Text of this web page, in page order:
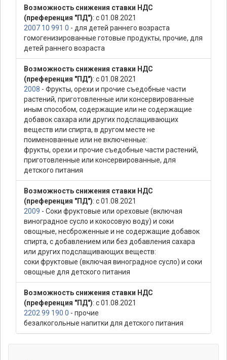
Возможность снижения ставки НДС
(преференция "ПД"): с 01.08.2021
2007 10 991 0 - для детей раннего возраста
гомогенизированные готовые продукты, прочие, для
детей раннего возраста
Возможность снижения ставки НДС
(преференция "ПД"): с 01.08.2021
2008 - Фрукты, орехи и прочие съедобные части
растений, приготовленные или консервированные
иным способом, содержащие или не содержащие
добавок сахара или других подслащивающих
веществ или спирта, в другом месте не
поименованные или не включенные:
фрукты, орехи и прочие съедобные части растений,
приготовленные или консервированные, для
детского питания
Возможность снижения ставки НДС
(преференция "ПД"): с 01.08.2021
2009 - Соки фруктовые или ореховые (включая
виноградное сусло и кокосовую воду) и соки
овощные, несброженные и не содержащие добавок
спирта, с добавлением или без добавления сахара
или других подслащивающих веществ:
соки фруктовые (включая виноградное сусло) и соки
овощные для детского питания
Возможность снижения ставки НДС
(преференция "ПД"): с 01.08.2021
2202 99 190 0 - прочие
безалкогольные напитки для детского питания